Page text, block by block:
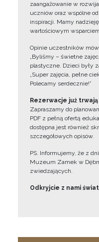
zaangażowanie w
uczniów oraz wspólne
inspiracji. Mamy
wartościowym
Opinie uczestników
„Byliśmy – świetne
plastyczne. Dzieci były
„Super zajęcia, pełne
Polecamy serdecznie!”
Rezerwacje już trwają
Zapraszamy do
PDF z pełną ofertą
dostępna jest również
szczegółowych opisów.
PS. Informujemy, że z
Muzeum Zamek w
zwiedzających.
Odkryjcie z nami